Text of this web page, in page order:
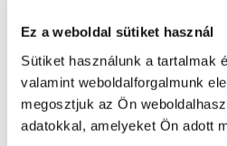
Ez a weboldal sütiket használ
Sütiket használunk a tartalmak
valamint weboldalforgalmunk
megosztjuk az Ön
adatokkal, amelyeket Ön adott
Hátizsákok
Futás
Küzdősportok
Kerékpározás
Jóga és pilates